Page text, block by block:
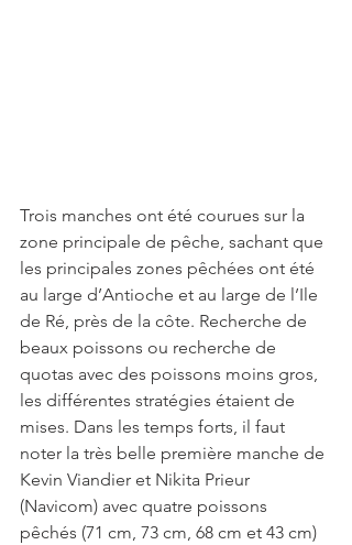
Trois manches ont été courues sur la
zone principale de pêche, sachant que
les principales zones pêchées ont été
au large d’Antioche et au large de l’Ile
de Ré, près de la côte. Recherche de
beaux poissons ou recherche de
quotas avec des poissons moins gros,
les différentes stratégies étaient de
mises. Dans les temps forts, il faut
noter la très belle première manche de
Kevin Viandier et Nikita Prieur
(Navicom) avec quatre poissons
pêchés (71 cm, 73 cm, 68 cm et 43 cm)